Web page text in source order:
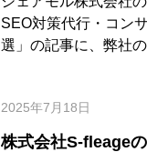
SEO対策代行・コン
選」の記事に、弊社
ださい。 【2025年版
ンサルティング会社12
2025年7月18日
株式会社S-fleage